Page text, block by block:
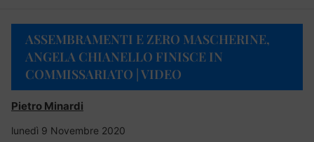
ASSEMBRAMENTI E ZERO MASCHERINE,
ANGELA CHIANELLO FINISCE IN
COMMISSARIATO | VIDEO
Pietro Minardi
lunedì 9 Novembre 2020